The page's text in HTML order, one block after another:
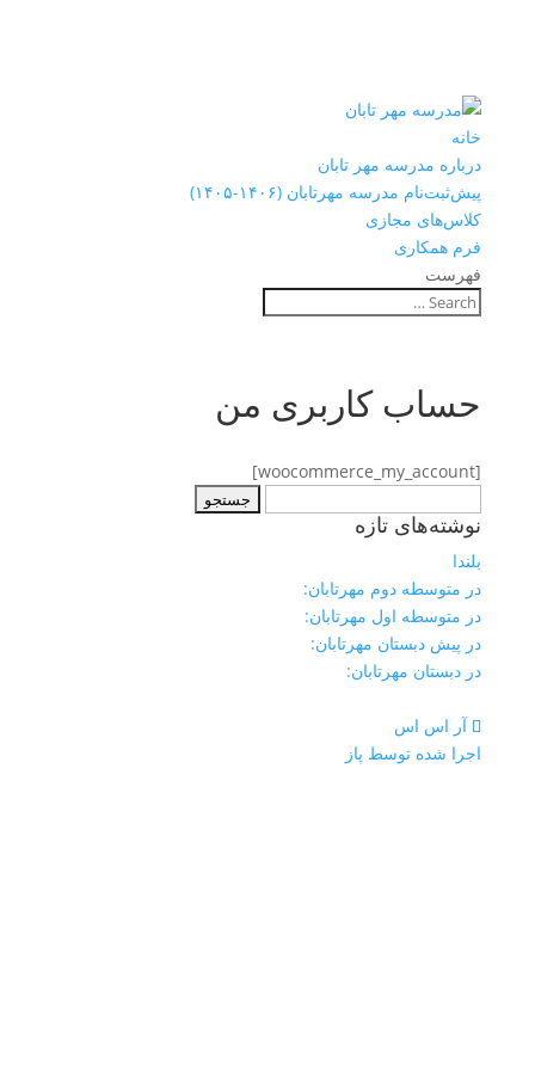
خانه
درباره مدرسه مهر تابان
پیش‌ثبت‌نام مدرسه مهرتابان (۱۴۰۶-۱۴۰۵)
کلاس‌های مجازی
فرم همکاری
فهرست
حساب کاربری من
[woocommerce_my_account]
برای:
نوشته‌های تازه
بلندا
در متوسطه دوم مهرتابان:
در متوسطه اول مهرتابان:
در پیش دبستان مهرتابان:
در دبستان مهرتابان:
آر اس اس
اجرا شده توسط پاز